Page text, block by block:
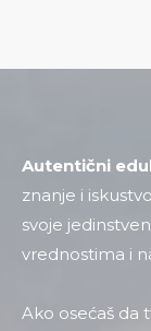
Autentični
znanje i
svoje
vrednostima i
Ako osećaš da